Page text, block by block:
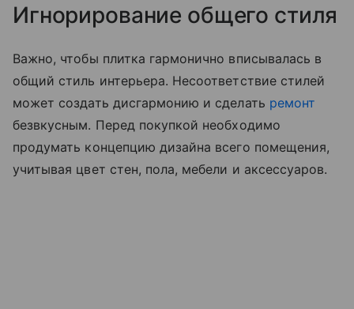
Игнорирование общего стиля
Важно, чтобы плитка гармонично вписывалась в
общий стиль интерьера. Несоответствие стилей
может создать дисгармонию и сделать ремонт
безвкусным. Перед покупкой необходимо
продумать концепцию дизайна всего помещения,
учитывая цвет стен, пола, мебели и аксессуаров.